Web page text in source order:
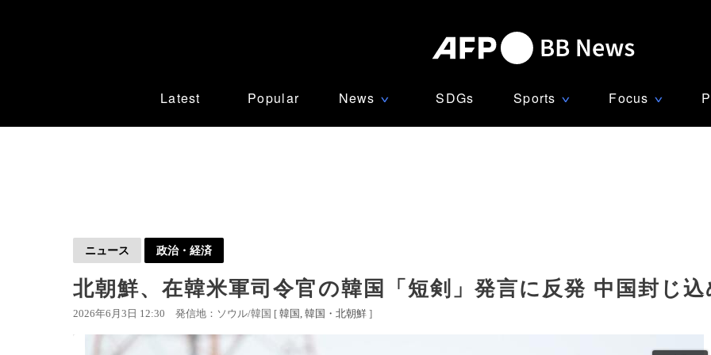
Latest Popular News ∨ SDGs Sports ∨ Focus ∨
ニュース 政治・経済
北朝鮮、在韓米軍司令官の韓国「短剣」発言に反発 中国封じ
2026年6月3日 12:30 発信地：ソウル/韓国 [ 韓国 韓国・北朝鮮 ]